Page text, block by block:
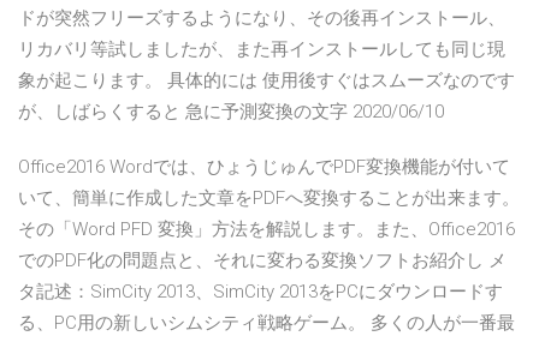
ドが突然フリーズするようになり、その後再インストール、
リカバリ等試しましたが、また再インストールしても同じ現
象が起こります。 具体的には 使用後すぐはスムーズなのです
が、しばらくすると 急に予測変換の文字 2020/06/10
Office2016 Wordでは、ひょうじゅんでPDF変換機能が付いて
いて、簡単に作成した文章をPDFへ変換することが出来ます。
その「Word PFD 変換」方法を解説します。また、Office2016
でのPDF化の問題点と、それに変わる変換ソフトお紹介し メ
タ記述：SimCity 2013、SimCity 2013をPCにダウンロードす
る、PC用の新しいシムシティ戦略ゲーム。 多くの人が一番最